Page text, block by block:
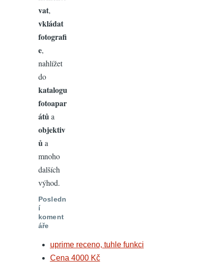
vat,
vkládat
fotografi
e,
nahlížet
do
katalogu
fotoapar
átů a
objektiv
ů a
mnoho
dalších
výhod.
Posledn
í
koment
áře
uprime receno, tuhle funkci
Cena 4000 Kč